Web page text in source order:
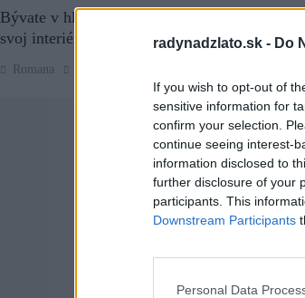
radynadzlato.sk - Do
If you wish to opt-out of
sensitive information for
confirm your selection.
continue seeing interest-
information disclosed to
further disclosure of your
participants. This
Downstream Participants
Personal Data
Bývate v hlučnom prostredí? Ako
svoj interiér odhlučniť?
Romana